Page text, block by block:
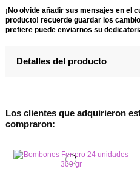
¡No olvide añadir sus mensajes en el
producto! recuerde guardar los
prefiere puede enviarnos su
Detalles del producto
Los clientes que adquirieron
compraron: